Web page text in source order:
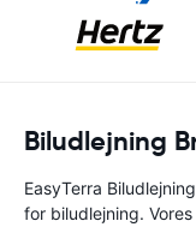
Biludlejning
EasyTerra
for biludlejning.